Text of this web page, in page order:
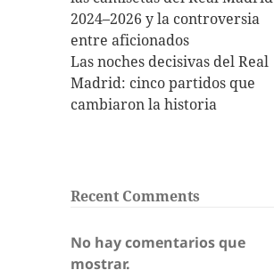
2024–2026 y la controversia
entre aficionados
Las noches decisivas del Real
Madrid: cinco partidos que
cambiaron la historia
Recent Comments
No hay comentarios que
mostrar.